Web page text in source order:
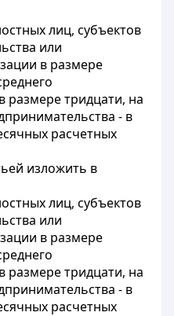
лиц, субъектов
или
в размере
размере тридцати, на
- в
расчетных
изложить в
лиц, субъектов
или
в размере
размере тридцати, на
- в
расчетных